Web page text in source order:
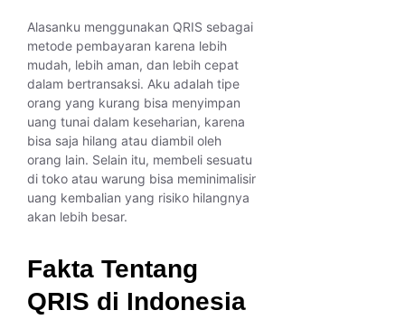
Alasanku menggunakan QRIS sebagai
metode pembayaran karena lebih
mudah, lebih aman, dan lebih cepat
dalam bertransaksi. Aku adalah tipe
orang yang kurang bisa menyimpan
uang tunai dalam keseharian, karena
bisa saja hilang atau diambil oleh
orang lain. Selain itu, membeli sesuatu
di toko atau warung bisa meminimalisir
uang kembalian yang risiko hilangnya
akan lebih besar.
Fakta Tentang
QRIS di Indonesia